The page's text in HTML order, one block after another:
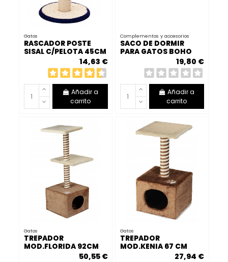
Gatos
RASCADOR POSTE
SISAL C/PELOTA 45CM
14,63 €
Añadir a
carrito
Complementos y accesorios
SACO DE DORMIR
PARA GATOS BOHO
19,80 €
Añadir a
carrito
Gatos
TREPADOR
MOD.FLORIDA 92CM
50,55 €
Gatos
TREPADOR
MOD.KENIA 67 CM
27,94 €